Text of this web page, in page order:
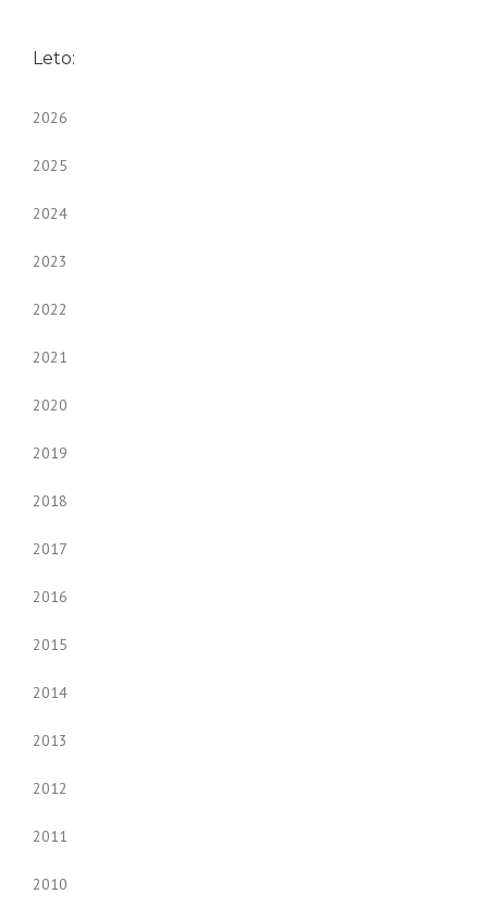
Leto:
2026
2025
2024
2023
2022
2021
2020
2019
2018
2017
2016
2015
2014
2013
2012
2011
2010